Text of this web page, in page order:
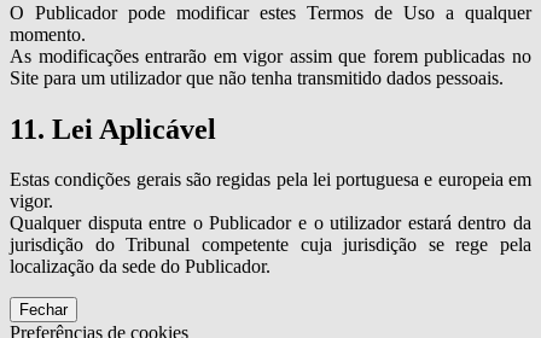
O Publicador pode modificar estes Termos de Uso a qualquer
momento.
As modificações entrarão em vigor assim que forem publicadas no
Site para um utilizador que não tenha transmitido dados pessoais.
11. Lei Aplicável
Estas condições gerais são regidas pela lei portuguesa e europeia em
vigor.
Qualquer disputa entre o Publicador e o utilizador estará dentro da
jurisdição do Tribunal competente cuja jurisdição se rege pela
localização da sede do Publicador.
Fechar
Preferências de cookies